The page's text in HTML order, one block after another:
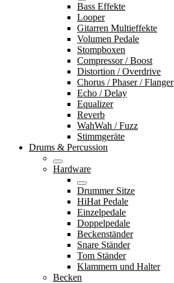
Bass Effekte
Looper
Gitarren Multieffekte
Volumen Pedale
Stompboxen
Compressor / Boost
Distortion / Overdrive
Chorus / Phaser / Flanger
Echo / Delay
Equalizer
Reverb
WahWah / Fuzz
Stimmgeräte
Drums & Percussion
Hardware
Drummer Sitze
HiHat Pedale
Einzelpedale
Doppelpedale
Beckenständer
Snare Ständer
Tom Ständer
Klammern und Halter
Becken